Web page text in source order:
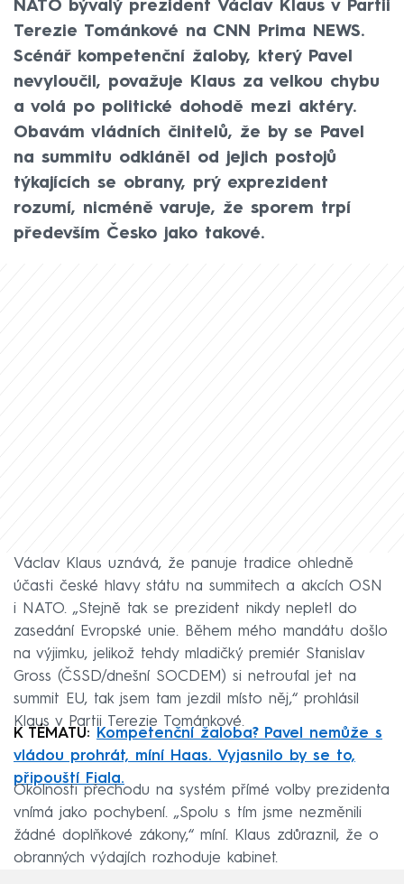
NATO bývalý prezident Václav Klaus v Partii
Terezie Tománkové na CNN Prima NEWS.
Scénář kompetenční žaloby, který Pavel
nevyloučil, považuje Klaus za velkou chybu
a volá po politické dohodě mezi aktéry.
Obavám vládních činitelů, že by se Pavel
na summitu odkláněl od jejich postojů
týkajících se obrany, prý exprezident
rozumí, nicméně varuje, že sporem trpí
především Česko jako takové.
Václav Klaus uznává, že panuje tradice ohledně
účasti české hlavy státu na summitech a akcích OSN
i NATO. „Stejně tak se prezident nikdy nepletl do
zasedání Evropské unie. Během mého mandátu došlo
na výjimku, jelikož tehdy mladičký premiér Stanislav
Gross (ČSSD/dnešní SOCDEM) si netroufal jet na
summit EU, tak jsem tam jezdil místo něj,“ prohlásil
Klaus v Partii Terezie Tománkové.
K TÉMATU:
Kompetenční žaloba? Pavel nemůže s
vládou prohrát, míní Haas. Vyjasnilo by se to,
připouští Fiala.
Okolnosti přechodu na systém přímé volby prezidenta
vnímá jako pochybení. „Spolu s tím jsme nezměnili
žádné doplňkové zákony,“ míní. Klaus zdůraznil, že o
obranných výdajích rozhoduje kabinet.